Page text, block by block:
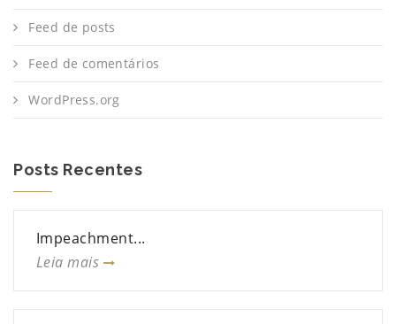
Feed de posts
Feed de comentários
WordPress.org
Posts Recentes
Impeachment...
Leia mais